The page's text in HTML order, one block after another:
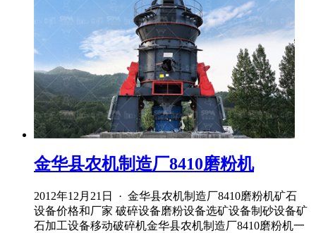
金华县农机制造厂8410磨粉机
2012年12月21日 · 金华县农机制造厂8410磨粉机矿石
设备价格和厂家 破碎设备磨粉设备选矿设备制砂设备矿
石加工设备移动破碎机金华县农机制造厂8410磨粉机一